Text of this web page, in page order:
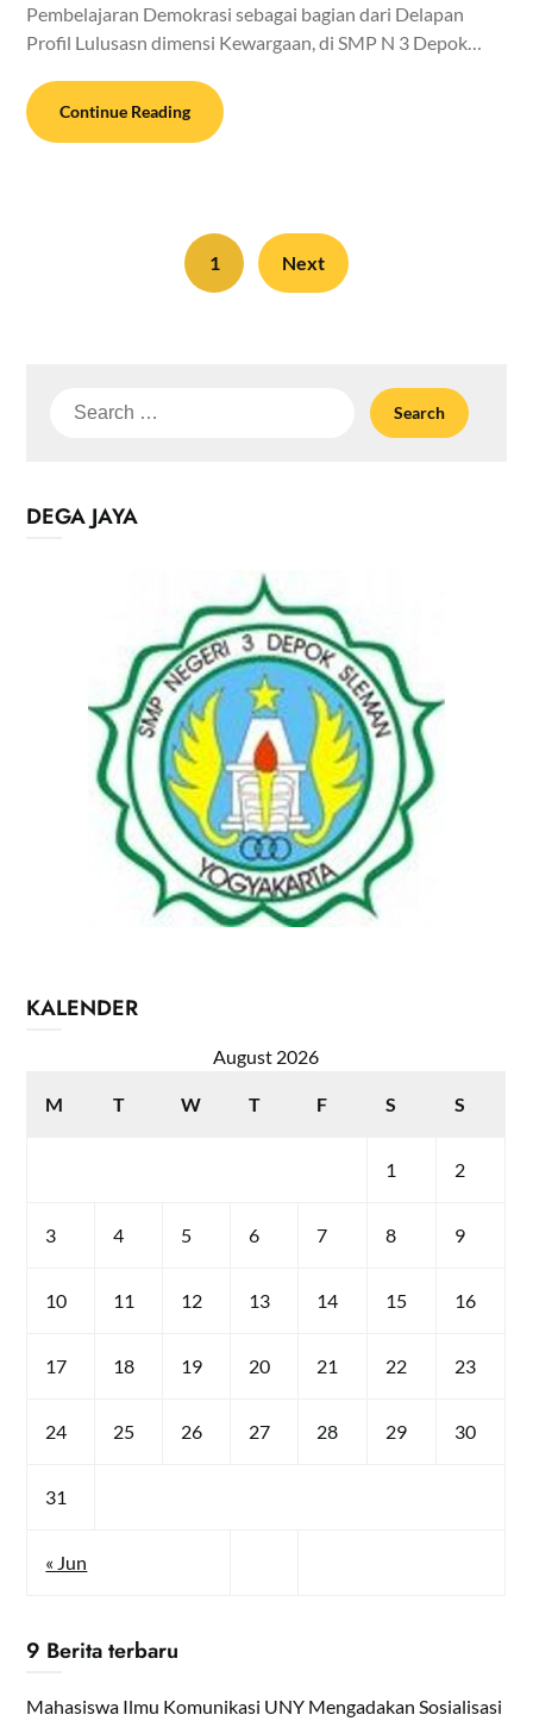
Pembelajaran Demokrasi sebagai bagian dari Delapan
Profil Lulusasn dimensi Kewargaan, di SMP N 3 Depok…
Continue Reading
1 Next
Search
DEGA JAYA
KALENDER
August 2026
M T W T F S S
« Jun
1 2
3 4 5 6 7 8 9
10 11 12 13 14 15 16
17 18 19 20 21 22 23
24 25 26 27 28 29 30
31
9 Berita terbaru
Mahasiswa Ilmu Komunikasi UNY Mengadakan Sosialisasi